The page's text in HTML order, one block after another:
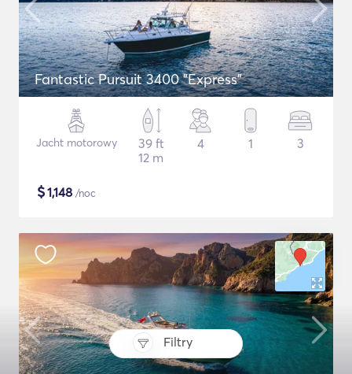
Filtry
Fantastic Pursuit 3400 "Express"
Jacht motorowy
39 ft
12 m
4 1 3
$1,148 /noc